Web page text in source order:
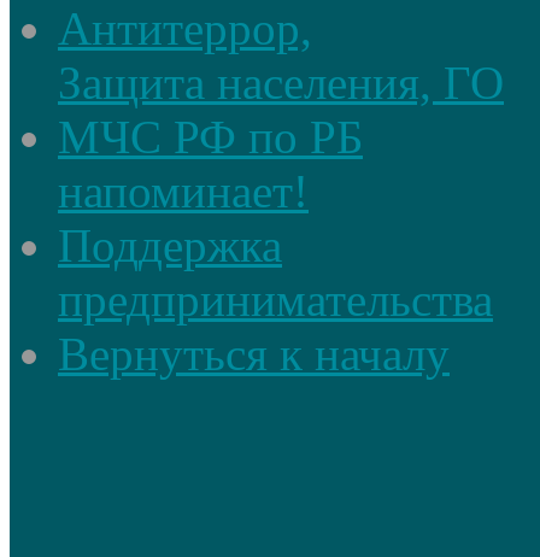
Антитеррор,
Защита населения, ГО
МЧС РФ по РБ
напоминает!
Поддержка
предпринимательства
Вернуться к началу